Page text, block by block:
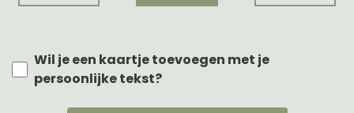
Wil je een kaartje toevoegen met je
persoonlijke tekst?